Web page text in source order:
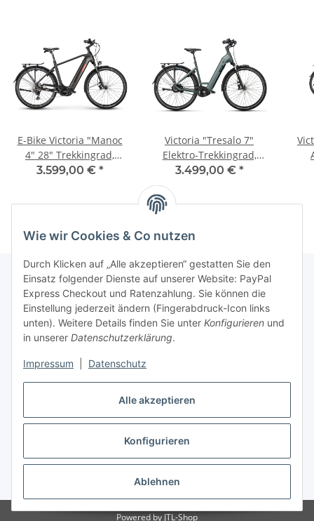
Alle akzeptieren
Konfigurieren
Ablehnen
Wie wir Cookies & Co nutzen
Durch Klicken auf „Alle akzeptieren“ gestatten Sie den
Einsatz folgender Dienste auf unserer Website: PayPal
Express Checkout und Ratenzahlung. Sie können die
Einstellung jederzeit ändern (Fingerabdruck-Icon links
unten). Weitere Details finden Sie unter Konfigurieren und
in unserer Datenschutzerklärung.
Impressum Datenschutz
E-Bike Victoria "Manoc
4" 28" Trekkingrad,
Shimano Deore, 10-
3.599,00 € *
Victoria "Tresalo 7"
Elektro-Trekkingrad,
Shimano Nexus, 5-Gang,
Performace 75Nm, Akku
3.499,00 € *
Informationen
Gesetzliche Informationen
Vertrag widerrufen
* Alle Preise inkl. gesetzlicher USt., zzgl.Versand
Powered by JTL-Shop